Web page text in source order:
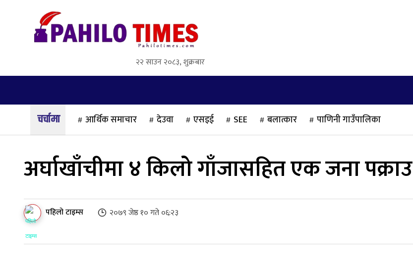
२२ साउन २०८३, शुक्रबार
आर्थिक समाचार देउवा एसइई SEE बलात्कार पाणिनी गाउँपालिका
अर्घाखाँचीमा ४ किलो गाँजासहित एक जना पक्राउ
पहिलो टाइम्स २०७९ जेष्ठ १० गते ०६:२३